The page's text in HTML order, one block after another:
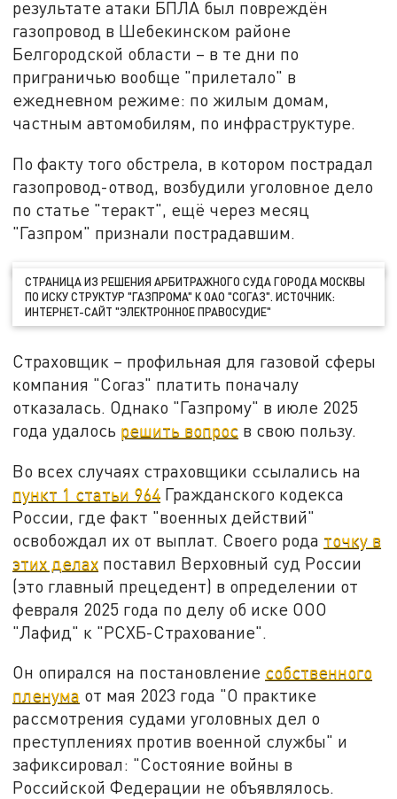
результате атаки БПЛА был повреждён
газопровод в Шебекинском районе
Белгородской области – в те дни по
приграничью вообще "прилетало" в
ежедневном режиме: по жилым домам,
частным автомобилям, по инфраструктуре.
По факту того обстрела, в котором пострадал
газопровод-отвод, возбудили уголовное дело
по статье "теракт", ещё через месяц
"Газпром" признали пострадавшим.
СТРАНИЦА ИЗ РЕШЕНИЯ АРБИТРАЖНОГО СУДА ГОРОДА МОСКВЫ
ПО ИСКУ СТРУКТУР "ГАЗПРОМА" К ОАО "СОГАЗ". ИСТОЧНИК:
ИНТЕРНЕТ-САЙТ "ЭЛЕКТРОННОЕ ПРАВОСУДИЕ"
Страховщик – профильная для газовой сферы
компания "Согаз" платить поначалу
отказалась. Однако "Газпрому" в июле 2025
года удалось решить вопрос в свою пользу.
Во всех случаях страховщики ссылались на
пункт 1 статьи 964 Гражданского кодекса
России, где факт "военных действий"
освобождал их от выплат. Своего рода точку в
этих делах поставил Верховный суд России
(это главный прецедент) в определении от
февраля 2025 года по делу об иске ООО
"Лафид" к "РСХБ-Страхование".
Он опирался на постановление собственного
пленума от мая 2023 года "О практике
рассмотрения судами уголовных дел о
преступлениях против военной службы" и
зафиксировал: "Состояние войны в
Российской Федерации не объявлялось.